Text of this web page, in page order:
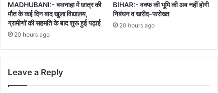
MADHUBANI:- बथनाहा में छात्र की
मौत के कई दिन बाद खुला विद्यालय,
ग्रामीणों की सहमति के बाद शुरू हुई पढ़ाई
20 hours ago
BIHAR:- वक्फ की भूमि की अब नहीं होगी
निबंधन व खरीद-फरोख्त
20 hours ago
Leave a Reply